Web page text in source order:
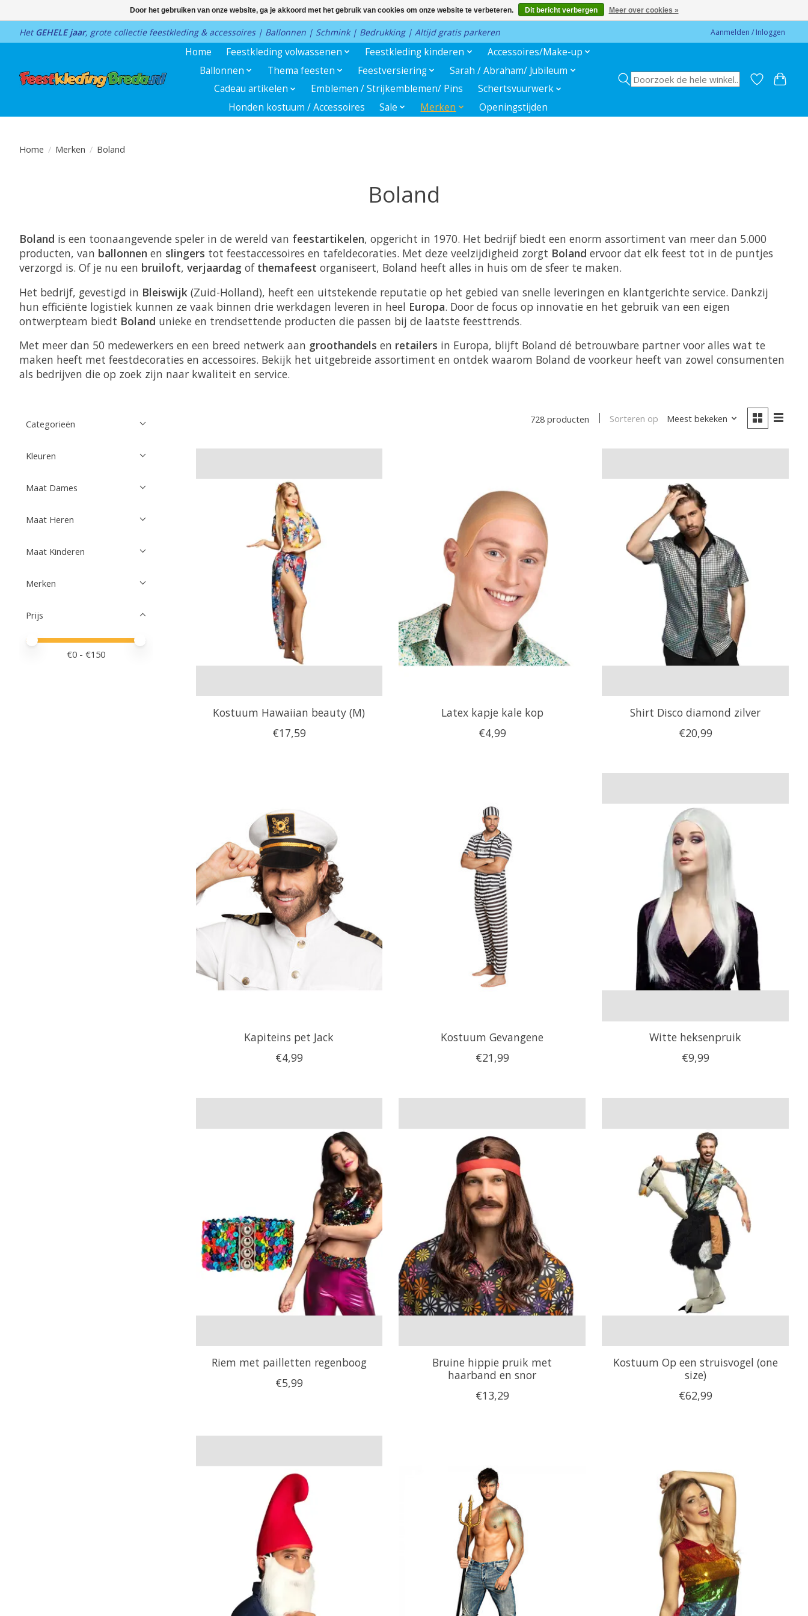
Het GEHELE jaar, grote collectie feestkleding & accessoires | Ballonnen | Schmink | Bedrukking | Altijd gratis parkeren Aanmelden / Inloggen
Home Feestkleding volwassenen Feestkleding kinderen
Accessoires/Make-up
Ballonnen
Thema feesten Feestversiering
Sarah / Abraham/ Jubileum
Cadeau artikelen
Emblemen / Strijkemblemen/ Pins
Schertsvuurwerk
Honden kostuum / Accessoires
Sale Merken Openingstijden
Home / Merken / Boland
Boland
Boland is een toonaangevende speler in de wereld van feestartikelen, opgericht in 1970. Het bedrijf biedt een enorm assortiment van meer dan 5.000
producten, van ballonnen en slingers tot feestaccessoires en tafeldecoraties. Met deze veelzijdigheid zorgt Boland ervoor dat elk feest tot in de puntjes
verzorgd is. Of je nu een bruiloft, verjaardag of themafeest organiseert, Boland heeft alles in huis om de sfeer te maken.
Het bedrijf, gevestigd in Bleiswijk (Zuid-Holland), heeft een uitstekende reputatie op het gebied van snelle leveringen en klantgerichte service. Dankzij
hun efficiënte logistiek kunnen ze vaak binnen drie werkdagen leveren in heel Europa. Door de focus op innovatie en het gebruik van een eigen
ontwerpteam biedt Boland unieke en trendsettende producten die passen bij de laatste feesttrends.
Met meer dan 50 medewerkers en een breed netwerk aan groothandels en retailers in Europa, blijft Boland dé betrouwbare partner voor alles wat te
maken heeft met feestdecoraties en accessoires. Bekijk het uitgebreide assortiment en ontdek waarom Boland de voorkeur heeft van zowel consumenten
als bedrijven die op zoek zijn naar kwaliteit en service.
Categorieën
Kleuren
Maat Dames
Maat Heren
Maat Kinderen
Merken
Prijs
Minimale prijswaarde
Price maximum value
€0 - €150
728 producten Sorteren op Meest bekeken
Kostuum Hawaiian beauty (M)
€17,59
Latex kapje kale kop
€4,99
Shirt Disco diamond zilver
€20,99
Kapiteins pet Jack
€4,99
Kostuum Gevangene
€21,99
Witte heksenpruik
€9,99
Riem met pailletten regenboog
€5,99
Bruine hippie pruik met
haarband en snor
€13,29
Kostuum Op een struisvogel (one
size)
€62,99
Door het gebruiken van onze website, ga je akkoord met het gebruik van cookies om onze website te verbeteren. Dit bericht verbergen Meer over cookies »